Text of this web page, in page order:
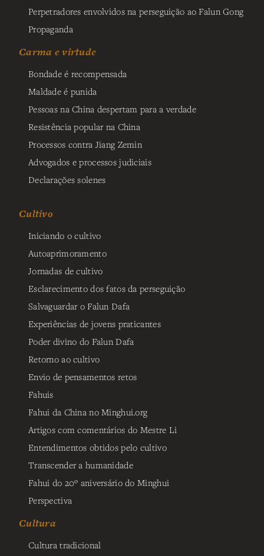
Perpetradores envolvidos na perseguição ao Falun Gong
Propaganda
Carma e virtude
Bondade é recompensada
Maldade é punida
Pessoas na China despertam para a verdade
Resistência popular na China
Processos contra Jiang Zemin
Advogados e processos judiciais
Declarações solenes
Cultivo
Iniciando o cultivo
Autoaprimoramento
Jornadas de cultivo
Esclarecimento dos fatos da perseguição
Salvaguardar o Falun Dafa
Experiências de jovens praticantes
Poder divino do Falun Dafa
Retorno ao cultivo
Envio de pensamentos retos
Fahuis
Fahui da China no Minghui.org
Artigos com comentários do Mestre Li
Entendimentos obtidos pelo cultivo
Transcender a humanidade
Fahui do 20º aniversário do Minghui
Perspectiva
Cultura
Cultura tradicional